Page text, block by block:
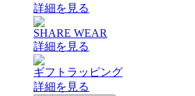
詳細を見る
SHARE WEAR
詳細を見る
ギフトラッピング
詳細を見る